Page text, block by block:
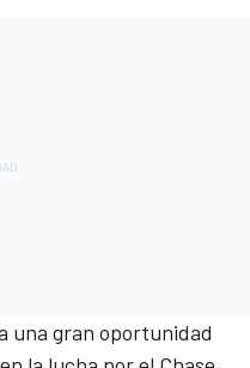
una gran oportunidad